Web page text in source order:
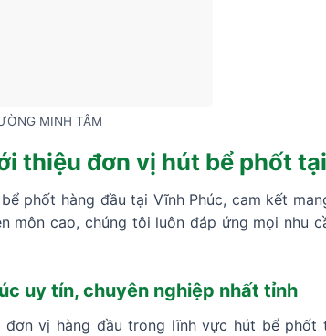
MINH TÂM
thiệu đơn vị hút bể phốt
phốt hàng đầu tại Vĩnh Phúc, cam kết
môn cao, chúng tôi luôn đáp ứng mọi nhu
uy tín, chuyên nghiệp nhất tỉnh
vị hàng đầu trong lĩnh vực hút bể phốt